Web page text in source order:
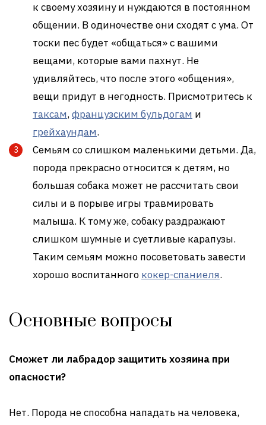
к своему хозяину и нуждаются в постоянном
общении. В одиночестве они сходят с ума. От
тоски пес будет «общаться» с вашими
вещами, которые вами пахнут. Не
удивляйтесь, что после этого «общения»,
вещи придут в негодность. Присмотритесь к
таксам,французским бульдогам и
грейхаундам.
Семьям со слишком маленькими детьми. Да,
порода прекрасно относится к детям, но
большая собака может не рассчитать свои
силы и в порыве игры травмировать
малыша. К тому же, собаку раздражают
слишком шумные и суетливые карапузы.
Таким семьям можно посоветовать завести
хорошо воспитанного кокер-спаниеля.
Основные вопросы
Сможет ли лабрадор защитить хозяина при
опасности?
Нет. Порода не способна нападать на человека,